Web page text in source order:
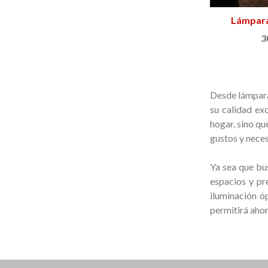
Desde
su calidad
hogar, sino
gustos y
Ya sea que
espacios y
iluminación
permitirá